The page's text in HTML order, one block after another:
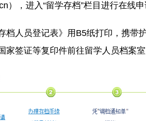
），进入“留学存档”栏目进行在线申
档人员登记表》用B5纸打印，携带
家签证等复印件前往留学人员档案室